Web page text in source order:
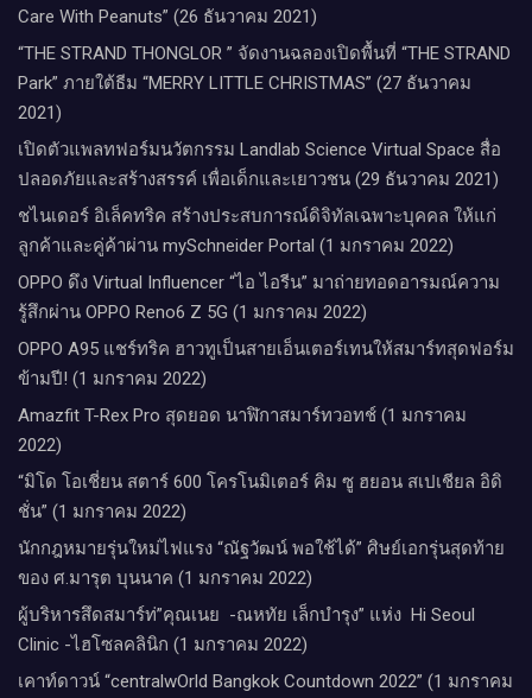
Care With Peanuts” (26 ธันวาคม 2021)
“THE STRAND THONGLOR ” จัดงานฉลองเปิดพื้นที่ “THE STRAND
Park” ภายใต้ธีม “MERRY LITTLE CHRISTMAS” (27 ธันวาคม
2021)
เปิดตัวแพลทฟอร์มนวัตกรรม Landlab Science Virtual Space สื่อ
ปลอดภัยและสร้างสรรค์ เพื่อเด็กและเยาวชน (29 ธันวาคม 2021)
ชไนเดอร์ อิเล็คทริค สร้างประสบการณ์ดิจิทัลเฉพาะบุคคล ให้แก่
ลูกค้าและคู่ค้าผ่าน mySchneider Portal (1 มกราคม 2022)
OPPO ดึง Virtual Influencer “ไอ ไอรีน” มาถ่ายทอดอารมณ์ความ
รู้สึกผ่าน OPPO Reno6 Z 5G (1 มกราคม 2022)
OPPO A95 แชร์ทริค ฮาวทูเป็นสายเอ็นเตอร์เทนให้สมาร์ทสุดฟอร์ม
ข้ามปี! (1 มกราคม 2022)
Amazfit T-Rex Pro สุดยอด นาฬิกาสมาร์ทวอทช์ (1 มกราคม
2022)
“มิโด โอเชี่ยน สตาร์ 600 โครโนมิเตอร์ คิม ซู ฮยอน สเปเชียล อิดิ
ชั่น” (1 มกราคม 2022)
นักกฎหมายรุ่นใหม่ไฟแรง “ณัฐวัฒน์ พอใช้ได้” ศิษย์เอกรุ่นสุดท้าย
ของ ศ.มารุต บุนนาค (1 มกราคม 2022)
ผู้บริหารสึดสมาร์ท่”คุณเนย -ณหทัย เล็กบำรุง” แห่ง Hi Seoul
Clinic -ไฮโซลคลินิก (1 มกราคม 2022)
เคาท์ดาวน์​ “centralwOrld Bangkok Countdown 2022” (1 มกราคม